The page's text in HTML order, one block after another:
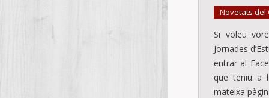
Novetats del
Si voleu
Jornades
entrar al
que teniu a
mateixa